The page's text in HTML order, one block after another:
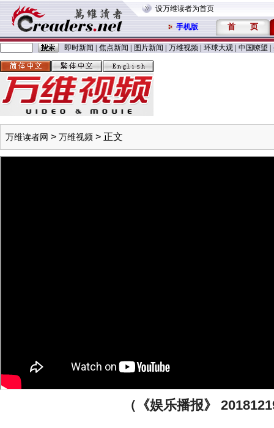
设万维读者为首页
手机版 首 页
即时新闻 焦点新闻 图片新闻 万维视频 环球大观 中国嘹望
万维读者网 > 万维视频 > 正文
（《娱乐播报》